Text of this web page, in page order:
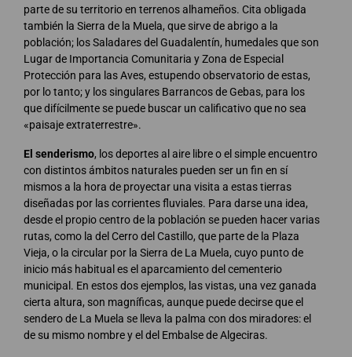
parte de su territorio en terrenos alhameños. Cita obligada
también la Sierra de la Muela, que sirve de abrigo a la
población; los Saladares del Guadalentín, humedales que son
Lugar de Importancia Comunitaria y Zona de Especial
Protección para las Aves, estupendo observatorio de estas,
por lo tanto; y los singulares Barrancos de Gebas, para los
que difícilmente se puede buscar un calificativo que no sea
«paisaje extraterrestre».
El senderismo, los deportes al aire libre o el simple encuentro
con distintos ámbitos naturales pueden ser un fin en sí
mismos a la hora de proyectar una visita a estas tierras
diseñadas por las corrientes fluviales. Para darse una idea,
desde el propio centro de la población se pueden hacer varias
rutas, como la del Cerro del Castillo, que parte de la Plaza
Vieja, o la circular por la Sierra de La Muela, cuyo punto de
inicio más habitual es el aparcamiento del cementerio
municipal. En estos dos ejemplos, las vistas, una vez ganada
cierta altura, son magníficas, aunque puede decirse que el
sendero de La Muela se lleva la palma con dos miradores: el
de su mismo nombre y el del Embalse de Algeciras.